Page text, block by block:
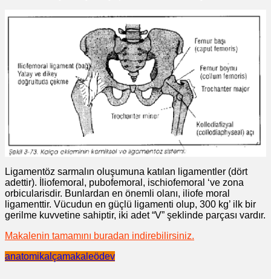
Ligamentöz sarmalın oluşumuna katılan ligamentler (dört
adettir). İliofemoral, pubofemoral, ischiofemoral ‘ve zona
orbicularisdir. Bunlardan en önemli olanı, iliofe moral
ligamenttir. Vücudun en güçlü ligamenti olup, 300 kg’ ilk bir
gerilme kuvvetine sahiptir, iki adet “V” şeklinde parçası vardır.
Makalenin tamamını buradan indirebilirsiniz.
anatomikalçamakaleödev